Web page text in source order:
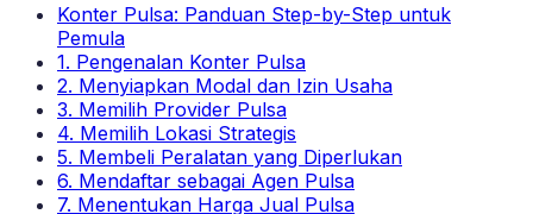
Konter Pulsa: Panduan Step-by-Step untuk
Pemula
1. Pengenalan Konter Pulsa
2. Menyiapkan Modal dan Izin Usaha
3. Memilih Provider Pulsa
4. Memilih Lokasi Strategis
5. Membeli Peralatan yang Diperlukan
6. Mendaftar sebagai Agen Pulsa
7. Menentukan Harga Jual Pulsa